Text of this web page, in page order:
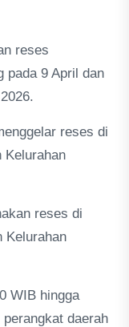
reses
pada 9 April dan
reses di
Kelurahan
reses di
Kelurahan
WIB hingga
daerah